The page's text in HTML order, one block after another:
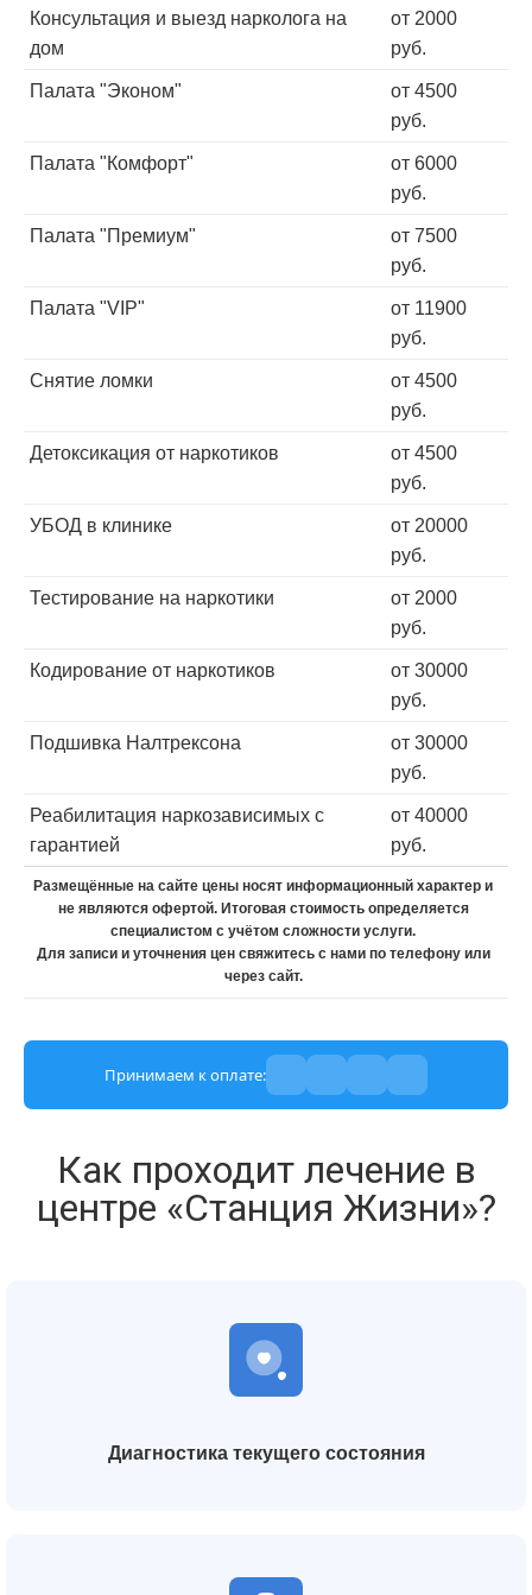
Консультация и выезд нарколога на
дом
от 2000
руб.
Палата "Эконом"
от 4500
руб.
Палата "Комфорт"
от 6000
руб.
Палата "Премиум"
от 7500
руб.
Палата "VIP"
от 11900
руб.
Снятие ломки
от 4500
руб.
Детоксикация от наркотиков
от 4500
руб.
УБОД в клинике
от 20000
руб.
Тестирование на наркотики
от 2000
руб.
Кодирование от наркотиков
от 30000
руб.
Подшивка Налтрексона
от 30000
руб.
Реабилитация наркозависимых с
гарантией
от 40000
руб.
Размещённые на сайте цены носят информационный характер и
не являются офертой. Итоговая стоимость определяется
специалистом с учётом сложности услуги.
Для записи и уточнения цен свяжитесь с нами по телефону или
через сайт.
Принимаем к оплате:
Как проходит лечение в
центре «Станция Жизни»?
Диагностика текущего состояния